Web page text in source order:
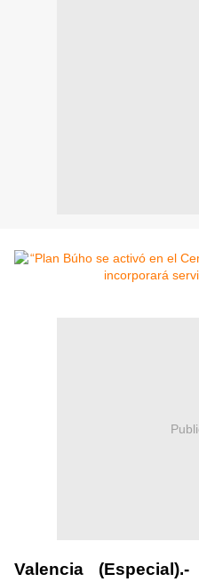
Valencia (Especial).-